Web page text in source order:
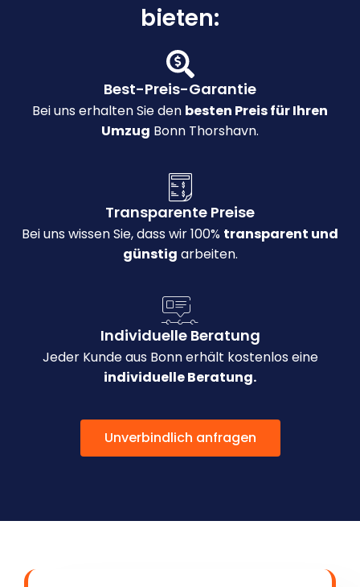
bieten:
Best-Preis-Garantie
Bei uns erhalten Sie den besten Preis für Ihren
Umzug Bonn Thorshavn.
Transparente Preise
Bei uns wissen Sie, dass wir 100% transparent und
günstig arbeiten.
Individuelle Beratung
Jeder Kunde aus Bonn erhält kostenlos eine
individuelle Beratung.
Unverbindlich anfragen